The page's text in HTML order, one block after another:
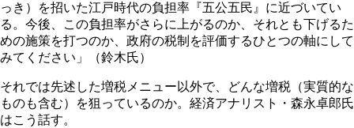
っき）を招いた江戸時代の負担率『五公五民』に近づいてい
る。今後、この負担率がさらに上がるのか、それとも下げるた
めの施策を打つのか、政府の税制を評価するひとつの軸にして
みてください」（鈴木氏）
それでは先述した増税メニュー以外で、どんな増税（実質的な
ものも含む）を狙っているのか。経済アナリスト・森永卓郎氏
はこう話す。